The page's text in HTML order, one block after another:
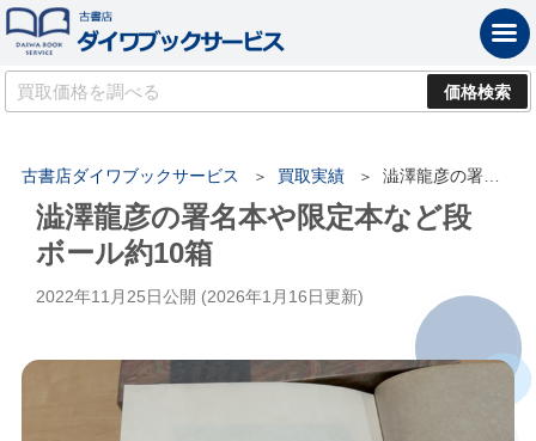
古書店ダイワブックサービス 買取実績 澁澤龍彦の署名本や限定本など段ボール約10箱
澁澤龍彦の署名本や限定本など段
ボール約10箱
2022年11月25日公開 (2026年1月16日更新)